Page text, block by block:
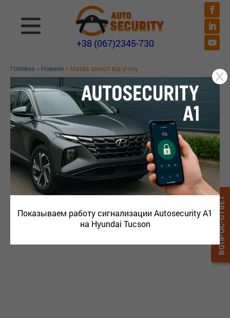
Показываем работу сигнализации Autosecurity A1
на Hyundai Tucson
+38 (067)2345-730
Головна » Новини » Mazda захист від угону
MAZDA ЗАХИСТ ВІД УГОНУ